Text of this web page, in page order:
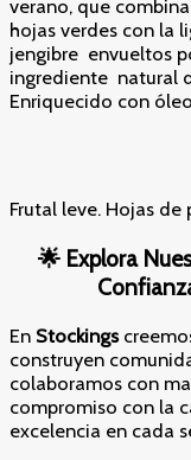
verano, que
hojas verdes con la
jengibre envueltos
ingrediente natural
Enriquecido con
Frutal leve. Hojas
🌟 Explora
En Stockings
construyen
colaboramos con
compromiso con la
excelencia en cada